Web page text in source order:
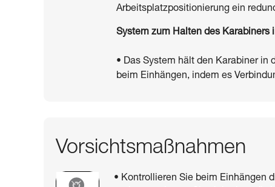
Arbeitsplatzpositionierung ein
System zum Halten des Karabiners
• Das System hält den Karabiner
beim Einhängen, indem es
Vorsichtsmaßnahmen
• Kontrollieren Sie beim Einhängen